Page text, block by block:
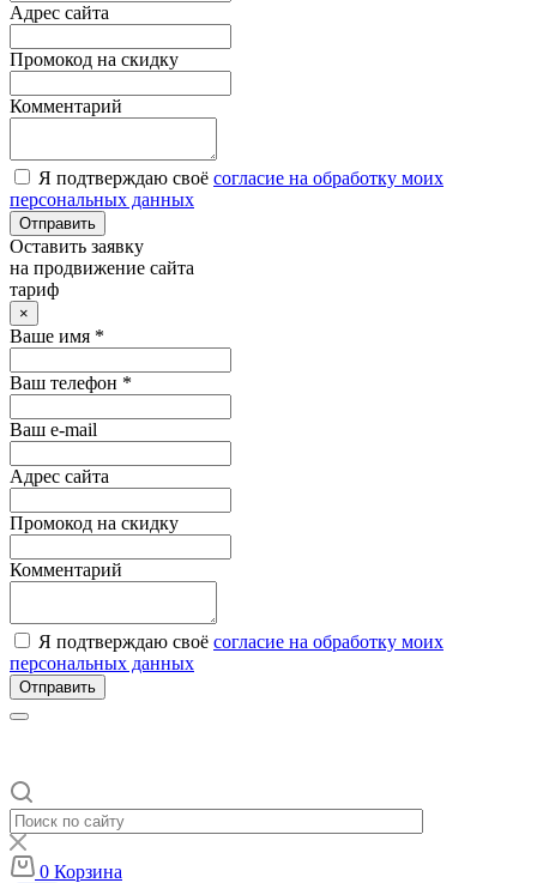
Адрес сайта
Промокод на скидку
Комментарий
Я подтверждаю своё согласие на обработку моих
персональных данных
Отправить
Оставить заявку
на продвижение сайта
тариф
×
Ваше имя *
Ваш телефон *
Ваш e-mail
Адрес сайта
Промокод на скидку
Комментарий
Я подтверждаю своё согласие на обработку моих
персональных данных
Отправить
0 Корзина